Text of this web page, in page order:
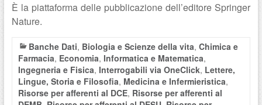
È la piattaforma delle pubblicazione dell’editore Springer
Nature.
Banche Dati, Biologia e Scienze della vita, Chimica e
Farmacia, Economia, Informatica e Matematica,
Ingegneria e Fisica, Interrogabili via OneClick, Lettere,
Lingue, Storia e Filosofia, Medicina e Infermieristica,
Risorse per afferenti al DCE, Risorse per afferenti al